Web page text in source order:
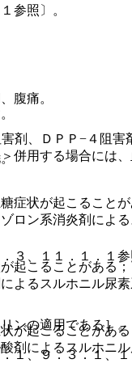
参照〕。
、ＤＰＰ−４阻
併用する場合には
状が起こること
ン系消炎剤によ
こることがある
よるスルホニル尿
起こることがあ
剤によるスルホニ
腹痛。
３、１１．１．１参
ンの適用である］。
１、９．３．１、